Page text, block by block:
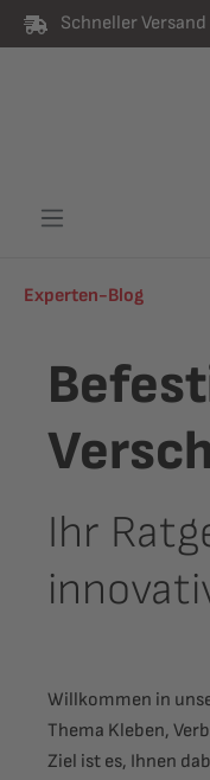
springen
Schneller Versand
Experten-Blog
Ihr
Willkommen in
Thema Kleben,
Ziel ist es, Ihnen